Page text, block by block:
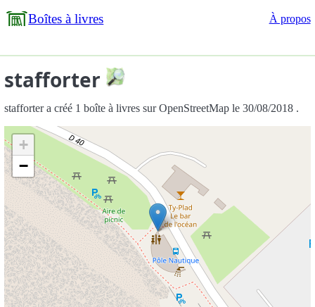
Boîtes à livres À propos
stafforter
stafforter a créé 1 boîte à livres sur OpenStreetMap le 30/08/2018 .
+
−